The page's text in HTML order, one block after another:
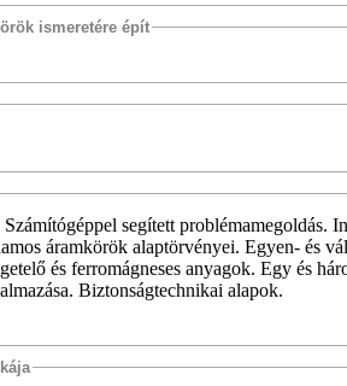
ismeretére épít
segített problémamegoldás.
áramkörök alaptörvényei. Egyen- és
és ferromágneses anyagok. Egy és
Biztonságtechnikai alapok.